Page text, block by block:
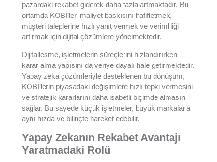
pazardaki rekabet giderek daha fazla artmaktadır. Bu
ortamda KOBİ’ler, maliyet baskısını hafifletmek,
müşteri taleplerine hızlı yanıt vermek ve verimliliği
artırmak için dijital çözümlere yönelmektedir.
Dijitalleşme, işletmelerin süreçlerini hızlandırırken
karar alma yapısını da veriye dayalı hale getirmektedir.
Yapay zeka çözümleriyle desteklenen bu dönüşüm,
KOBİ’lerin piyasadaki değişimlere hızlı tepki vermesini
ve stratejik kararlarını daha isabetli biçimde almasını
sağlar. Bu sayede küçük işletmeler, büyük markalarla
aynı hızda ve bilinçte hareket edebilir.
Yapay Zekanın Rekabet Avantajı
Yaratmadaki Rolü